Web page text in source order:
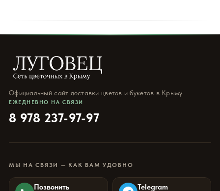
Официальный сайт доставки цветов и букетов в Крыму
ЕЖЕДНЕВНО НА СВЯЗИ
8 978 237-97-97
МЫ НА СВЯЗИ — КАК ВАМ УДОБНО
Позвонить Telegram